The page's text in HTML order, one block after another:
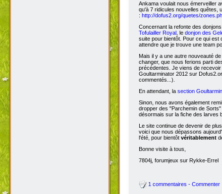
Ankama voulait nous émerveiller
qu'à 7 ridicules nouvelles quêtes,
: http://dofus2.org/quetes/
Concernant la refonte des
Tofulailler Royal , le donjon des
suite pour bientôt. Pour ce qui est
attendre que je trouve une team
Mais il y a une autre nouveauté
changer, que nous ferions parti
précédentes. Je viens de
Goultarminator 2012 sur
commentés...).
En attendant, la section
Sinon, nous avons également
dropper des "Parchemin de
désormais sur la fiche des larves
Le site continue de devenir de
voici que nous dépassons
l'été, pour bientôt véritablement
Bonne visite à tous,
7804j, forumjeux sur Rykke-Errel
1 commentaires - Commenter